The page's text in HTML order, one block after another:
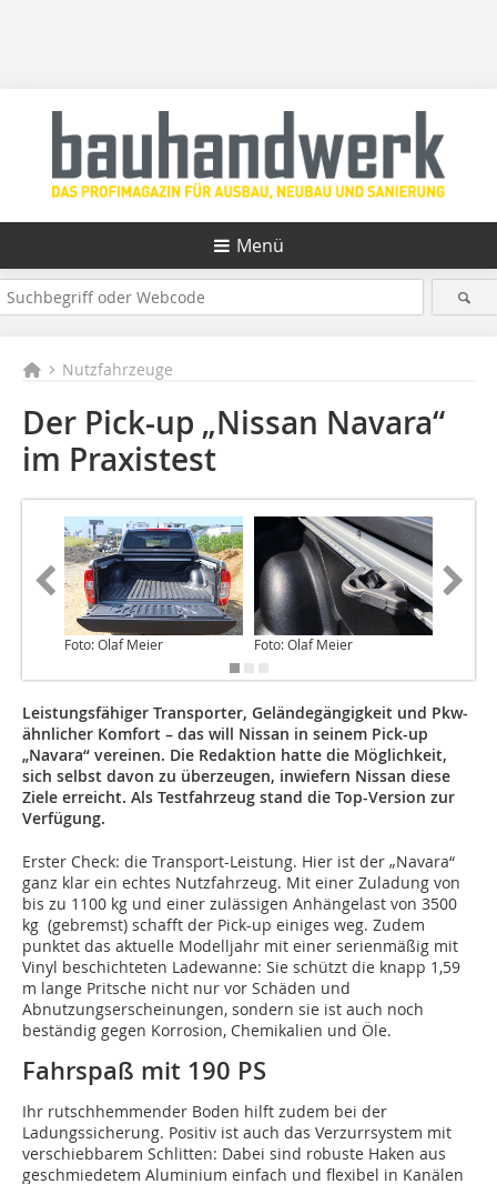
Menü
Nutzfahrzeuge
Der Pick-up „Nissan Navara“
im Praxistest
Foto: Olaf Meier Foto: Olaf Meier
Leistungsfähiger Transporter, Geländegängigkeit und Pkw-
ähnlicher Komfort – das will Nissan in seinem Pick-up
„Navara“ vereinen. Die Redaktion hatte die Möglichkeit,
sich selbst davon zu überzeugen, inwiefern Nissan diese
Ziele erreicht. Als Testfahrzeug stand die Top-Version zur
Verfügung.
Erster Check: die Transport-Leistung. Hier ist der „Navara“
ganz klar ein echtes Nutzfahrzeug. Mit einer Zuladung von
bis zu 1100 kg und einer zulässigen Anhängelast von 3500
kg (gebremst) schafft der Pick-up einiges weg. Zudem
punktet das aktuelle Modelljahr mit einer serienmäßig mit
Vinyl beschichteten Ladewanne: Sie schützt die knapp 1,59
m lange Pritsche nicht nur vor Schäden und
Abnutzungserscheinungen, sondern sie ist auch noch
beständig gegen Korrosion, Chemikalien und Öle.
Fahrspaß mit 190 PS
Ihr rutschhemmender Boden hilft zudem bei der
Ladungssicherung. Positiv ist auch das Verzurrsystem mit
verschiebbarem Schlitten: Dabei sind robuste Haken aus
geschmiedetem Aluminium einfach und flexibel in Kanälen